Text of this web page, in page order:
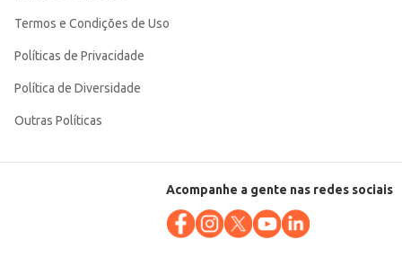
Termos e Condições de Uso
Políticas de Privacidade
Política de Diversidade
Outras Políticas
Acompanhe a gente nas redes sociais